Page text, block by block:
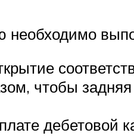
необходимо
чтобы задняя
дебетовой